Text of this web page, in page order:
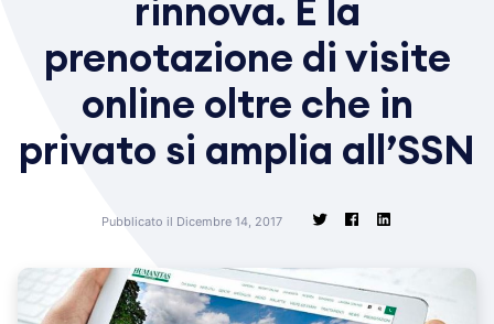
rinnova. E la
prenotazione di visite
online oltre che in
privato si amplia all’SSN
Pubblicato il Dicembre 14, 2017